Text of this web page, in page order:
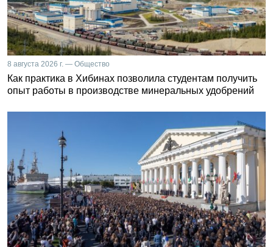
8 августа 2026 г. — Общество
Как практика в Хибинах позволила студентам получить
опыт работы в производстве минеральных удобрений